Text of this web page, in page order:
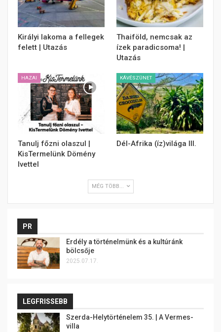
Királyi lakoma a fellegek
felett | Utazás
Thaiföld, nemcsak az
ízek paradicsoma! |
Utazás
HAZAI
Tanulj főzni olaszul |
KisTermelünk Dömény
Ivettel
KÁVÉSZÜNET
Dél-Afrika (íz)világa III.
MÉG TÖBB...
PR
Erdély a történelmünk és a kultúránk
bölcsője
2025.07.17.
LEGFRISSEBB
Szerda-Helytörténelem 35. | A Vermes-
villa